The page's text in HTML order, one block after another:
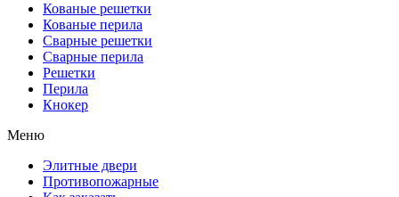
Кованые решетки
Кованые перила
Сварные решетки
Сварные перила
Решетки
Перила
Кнокер
Меню
Элитные двери
Противопожарные